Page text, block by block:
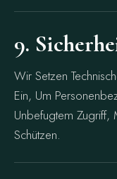
9.
Wir Setzen
Ein, Um
Unbefugtem Zugriff,
Schützen.